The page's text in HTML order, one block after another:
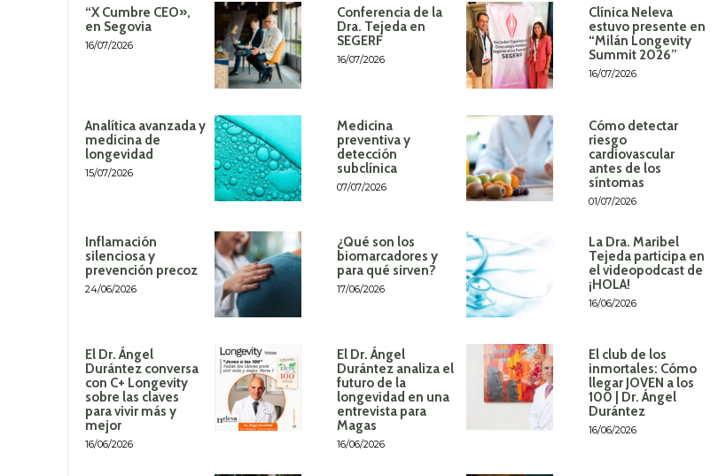
“X Cumbre CEO»,
en Segovia
16/07/2026
Conferencia de la
Dra. Tejeda en
SEGERF
16/07/2026
Clínica Neleva
estuvo presente en
“Milán Longevity
Summit 2026”
16/07/2026
Analítica avanzada y
medicina de
longevidad
15/07/2026
Medicina
preventiva y
detección
subclínica
07/07/2026
Cómo detectar
riesgo
cardiovascular
antes de los
síntomas
01/07/2026
Inflamación
silenciosa y
prevención precoz
24/06/2026
¿Qué son los
biomarcadores y
para qué sirven?
17/06/2026
La Dra. Maribel
Tejeda participa en
el videopodcast de
¡HOLA!
16/06/2026
El Dr. Ángel
Durántez conversa
con C+ Longevity
sobre las claves
para vivir más y
mejor
16/06/2026
El Dr. Ángel
Durántez analiza el
futuro de la
longevidad en una
entrevista para
Magas
16/06/2026
El club de los
inmortales: Cómo
llegar JOVEN a los
100 | Dr. Ángel
Durántez
16/06/2026